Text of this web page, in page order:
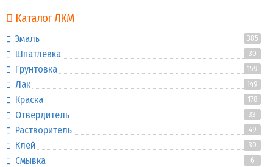
Каталог ЛКМ
Эмаль 385
Шпатлевка 30
Грунтовка 159
Лак 149
Краска 178
Отвердитель 33
Растворитель 49
Клей 30
Смывка 6